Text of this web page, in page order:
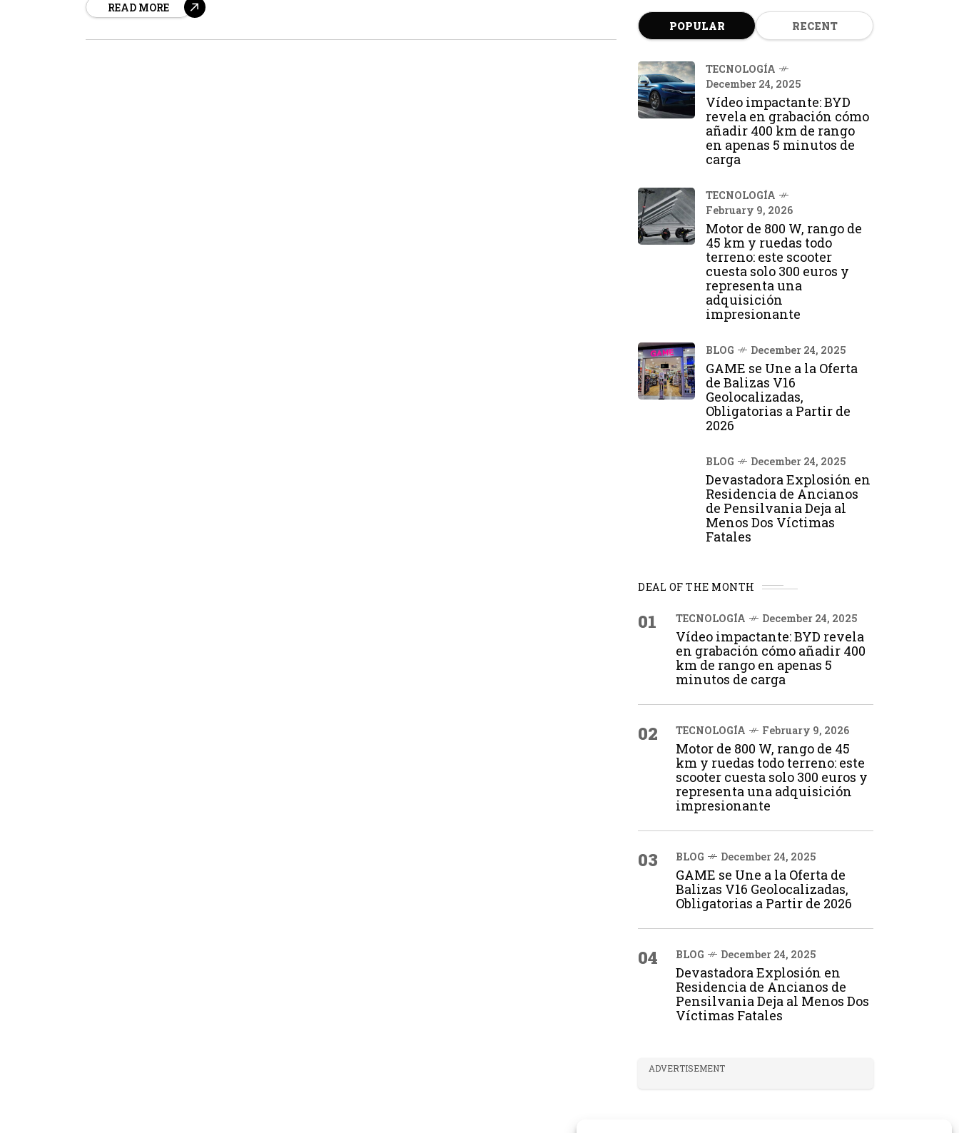
READ MORE
POPULAR RECENT
TECNOLOGÍA
December 24, 2025
Vídeo impactante: BYD
revela en grabación cómo
añadir 400 km de rango
en apenas 5 minutos de
carga
TECNOLOGÍA
February 9, 2026
Motor de 800 W, rango de
45 km y ruedas todo
terreno: este scooter
cuesta solo 300 euros y
representa una
adquisición
impresionante
BLOG December 24, 2025
GAME se Une a la Oferta
de Balizas V16
Geolocalizadas,
Obligatorias a Partir de
2026
BLOG December 24, 2025
Devastadora Explosión en
Residencia de Ancianos
de Pensilvania Deja al
Menos Dos Víctimas
Fatales
DEAL OF THE MONTH
01 TECNOLOGÍA December 24, 2025
Vídeo impactante: BYD revela
en grabación cómo añadir 400
km de rango en apenas 5
minutos de carga
02 TECNOLOGÍA February 9, 2026
Motor de 800 W, rango de 45
km y ruedas todo terreno: este
scooter cuesta solo 300 euros y
representa una adquisición
impresionante
03 BLOG December 24, 2025
GAME se Une a la Oferta de
Balizas V16 Geolocalizadas,
Obligatorias a Partir de 2026
04 BLOG December 24, 2025
Devastadora Explosión en
Residencia de Ancianos de
Pensilvania Deja al Menos Dos
Víctimas Fatales
ADVERTISEMENT